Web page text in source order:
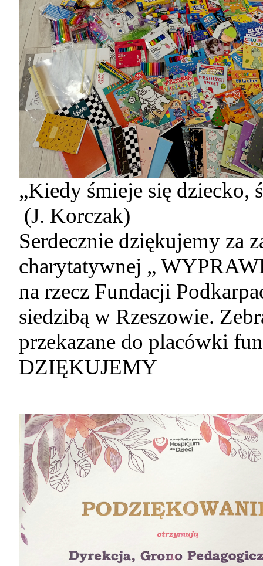
„Kiedy śmieje się dziecko,
(J. Korczak)
Serdecznie dziękujemy za
charytatywnej „
na rzecz Fundacji
siedzibą w Rzeszowie.
przekazane do placówki
DZIĘKUJEMY